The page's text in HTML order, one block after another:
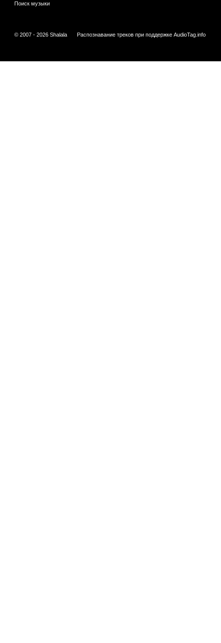
Поиск музыки
© 2007 - 2026 Shalala Распознавание треков при поддержке AudioTag.info